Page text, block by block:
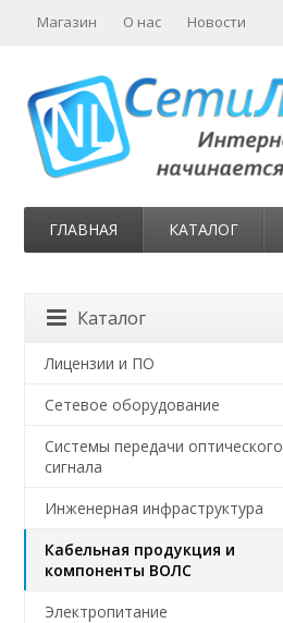
Магазин О нас Новости
ГЛАВНАЯ КАТАЛОГ
Каталог
Лицензии и ПО
Сетевое оборудование
Системы передачи оптического
сигнала
Инженерная инфраструктура
Кабельная продукция и
компоненты ВОЛС
Электропитание